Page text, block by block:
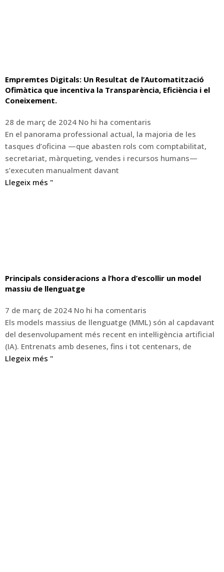
Empremtes Digitals: Un Resultat de l’Automatització
Ofimàtica que incentiva la Transparència, Eficiència i el
Coneixement.
28 de març de 2024 No hi ha comentaris
En el panorama professional actual, la majoria de les
tasques d’oficina —que abasten rols com comptabilitat,
secretariat, màrqueting, vendes i recursos humans—
s’executen manualment davant
Llegeix més "
Principals consideracions a l’hora d’escollir un model
massiu de llenguatge
7 de març de 2024 No hi ha comentaris
Els models massius de llenguatge (MML) són al capdavant
del desenvolupament més recent en intel·ligència artificial
(IA). Entrenats amb desenes, fins i tot centenars, de
Llegeix més "